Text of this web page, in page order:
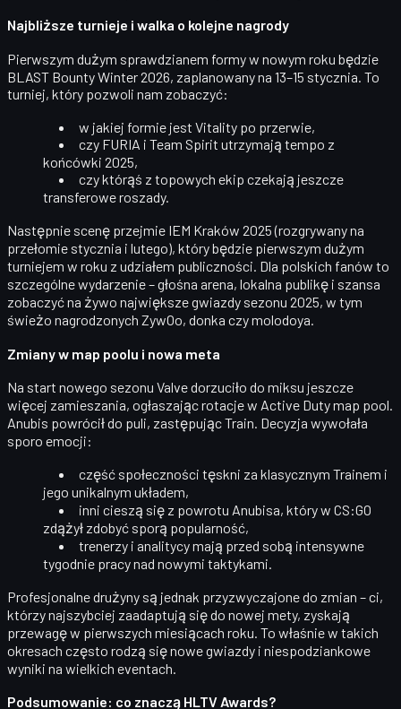
Najbliższe turnieje i walka o kolejne nagrody
Pierwszym dużym sprawdzianem formy w nowym roku będzie
BLAST Bounty Winter 2026, zaplanowany na 13–15 stycznia. To
turniej, który pozwoli nam zobaczyć:
w jakiej formie jest Vitality po przerwie,
czy FURIA i Team Spirit utrzymają tempo z
końcówki 2025,
czy którąś z topowych ekip czekają jeszcze
transferowe roszady.
Następnie scenę przejmie IEM Kraków 2025(rozgrywany na
przełomie stycznia i lutego), który będzie pierwszym dużym
turniejem w roku z udziałem publiczności. Dla polskich fanów to
szczególne wydarzenie – głośna arena, lokalna publikę i szansa
zobaczyć na żywo największe gwiazdy sezonu 2025, w tym
świeżo nagrodzonych ZywOo, donka czy molodoya.
Zmiany w map poolu i nowa meta
Na start nowego sezonu Valve dorzuciło do miksu jeszcze
więcej zamieszania, ogłaszając rotacje w Active Duty map pool.
Anubis powrócił do puli, zastępującTrain. Decyzja wywołała
sporo emocji:
część społeczności tęskni za klasycznym Trainem i
jego unikalnym układem,
inni cieszą się z powrotu Anubisa, który w CS:GO
zdążył zdobyć sporą popularność,
trenerzy i analitycy mają przed sobą intensywne
tygodnie pracy nad nowymi taktykami.
Profesjonalne drużyny są jednak przyzwyczajone do zmian – ci,
którzynajszybciej zaadaptują się do nowej mety, zyskają
przewagę w pierwszych miesiącach roku. To właśnie w takich
okresach często rodzą się nowe gwiazdy i niespodziankowe
wyniki na wielkich eventach.
Podsumowanie: co znaczą HLTV Awards?